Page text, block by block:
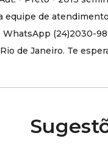
equipe de
(24)2030-
de Janeiro. Te